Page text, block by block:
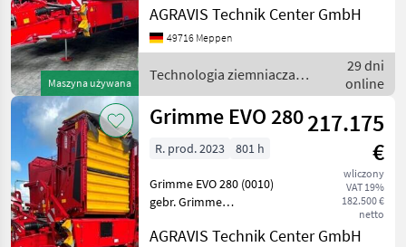
Maszyna używana
K80 (0030) Antrieb
Zapfwellendrehzahl 1000
U/min (0040) verstellbares
Mittenschar (0050) Autom.
AGRAVIS Technik Center GmbH
49716 Meppen
Technologia ziemniaczana
/ Grimme
29 dni
online
Grimme EVO 280217.175
€
wliczony
VAT 19%
182.500 €
netto
R. prod. 2023 801 h
Grimme EVO 280 (0010)
gebr. Grimme
EasySep (0020)
AGRAVIS Technik Center GmbH